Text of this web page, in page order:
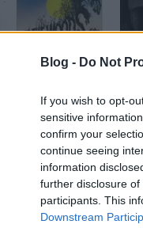
Blog - Do Not
If you wish to opt-
sensitive
confirm your
continue seeing
information
further disclosure of
participants. This
Downstream
Így született az
A